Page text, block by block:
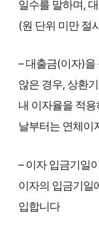
일수를 말하며,
(원 단위 미만 절
– 대출금(이자)
않은 경우, 상환
내 이자율을 적
날부터는 연체이
– 이자 입금기일
이자의 입금기일
입합니다